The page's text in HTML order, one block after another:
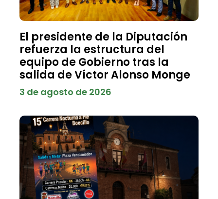
El presidente de la Diputación
refuerza la estructura del
equipo de Gobierno tras la
salida de Víctor Alonso Monge
3 de agosto de 2026